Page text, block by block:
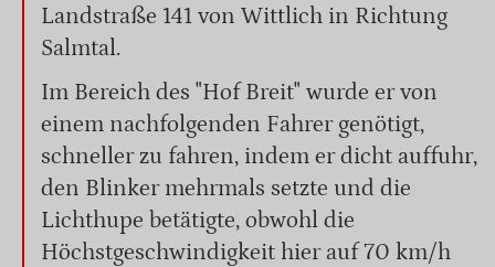
Landstraße 141 von Wittlich in Richtung
Salmtal.
Im Bereich des "Hof Breit" wurde er von
einem nachfolgenden Fahrer genötigt,
schneller zu fahren, indem er dicht auffuhr,
den Blinker mehrmals setzte und die
Lichthupe betätigte, obwohl die
Höchstgeschwindigkeit hier auf 70 km/h